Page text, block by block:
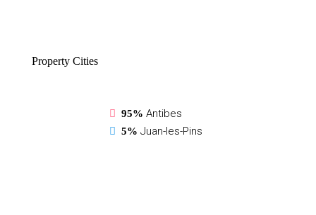
Property Cities
95% Antibes
5% Juan-les-Pins